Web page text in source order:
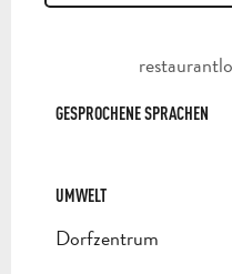
GESPROCHENE SPRACHEN
GESPROCHENE SPRACHEN
UMWELT
UMWELT
Dorfzentrum